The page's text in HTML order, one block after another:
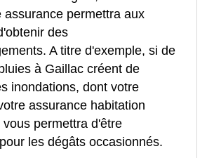
assurance permettra aux
des
A titre d'exemple, si de
à Gaillac créent de
inondations, dont votre
assurance habitation
vous permettra d'être
les dégâts occasionnés.